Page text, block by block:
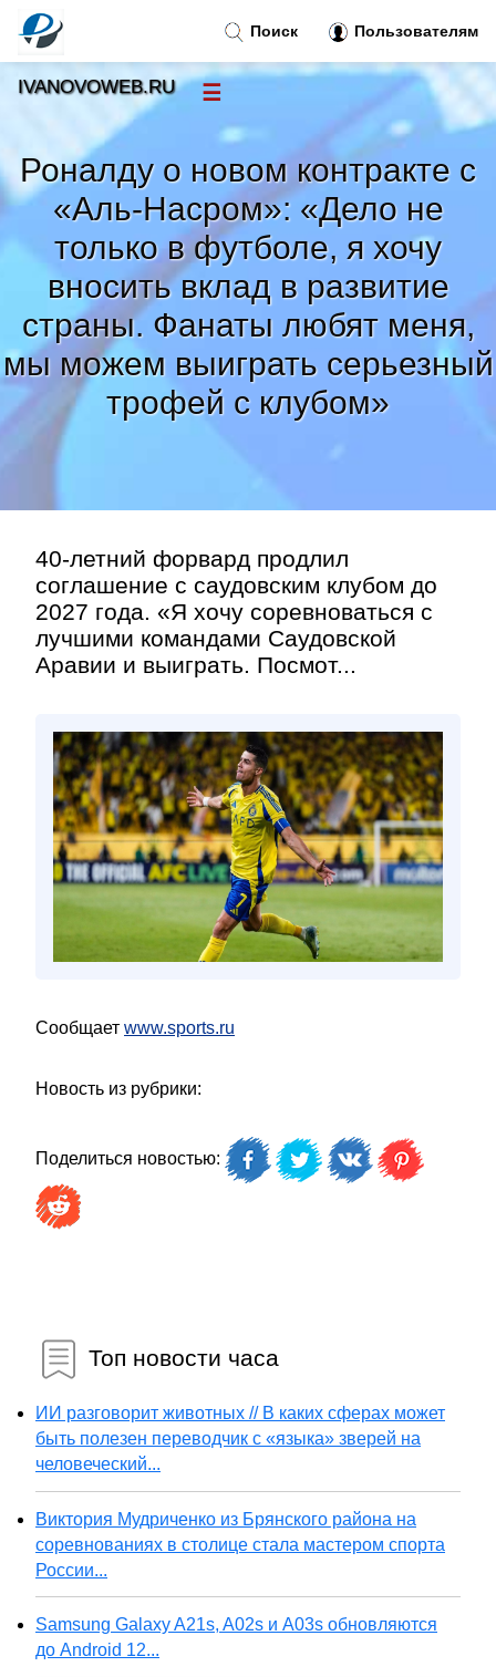
Роналду о новом контракте с
«Аль-Насром»: «Дело не
только в футболе, я хочу
вносить вклад в развитие
страны. Фанаты любят меня,
мы можем выиграть серьезный
трофей с клубом»
40-летний форвард продлил
соглашение с саудовским клубом до
2027 года. «Я хочу соревноваться с
лучшими командами Саудовской
Аравии и выиграть. Посмот...
Сообщает www.sports.ru
Новость из рубрики:
Поделиться новостью:
Топ новости часа
ИИ разговорит животных // В каких сферах может
быть полезен переводчик с «языка» зверей на
человеческий...
Виктория Мудриченко из Брянского района на
соревнованиях в столице стала мастером спорта
России...
Samsung Galaxy A21s, A02s и A03s обновляются
до Android 12...
Поиск Пользователям
IVANOVOWEB.RU ☰
Тренды новостей »
Рубрики»
Правила
Контакт